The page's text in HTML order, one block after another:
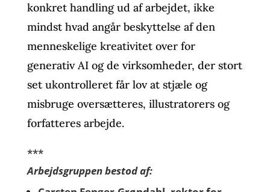
konkret handling ud af arbejdet, ikke
mindst hvad angår beskyttelse af den
menneskelige kreativitet over for
generativ AI og de virksomheder, der stort
set ukontrolleret får lov at stjæle og
misbruge oversætteres, illustratorers og
forfatteres arbejde.
***
Arbejdsgruppen bestod af: